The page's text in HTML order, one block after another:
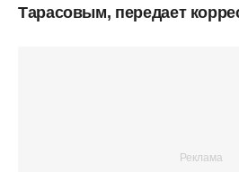
Тарасовым, передает